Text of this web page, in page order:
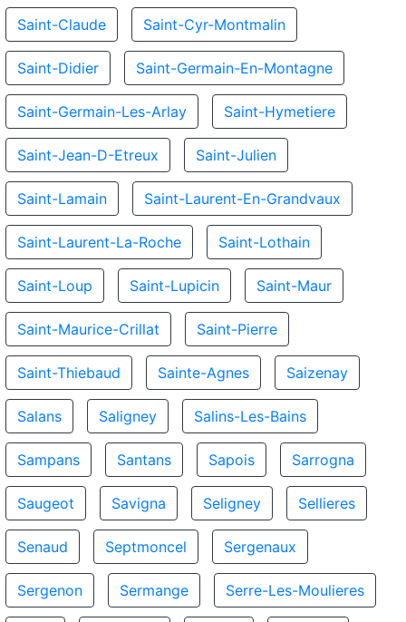
Saint-Claude Saint-Cyr-Montmalin
Saint-Didier Saint-Germain-En-Montagne
Saint-Germain-Les-Arlay Saint-Hymetiere
Saint-Jean-D-Etreux Saint-Julien
Saint-Lamain Saint-Laurent-En-Grandvaux
Saint-Laurent-La-Roche Saint-Lothain
Saint-Loup Saint-Lupicin Saint-Maur
Saint-Maurice-Crillat Saint-Pierre
Saint-Thiebaud Sainte-Agnes Saizenay
Salans Saligney Salins-Les-Bains
Sampans Santans Sapois Sarrogna
Saugeot Savigna Seligney Sellieres
Senaud Septmoncel Sergenaux
Sergenon Sermange Serre-Les-Moulieres